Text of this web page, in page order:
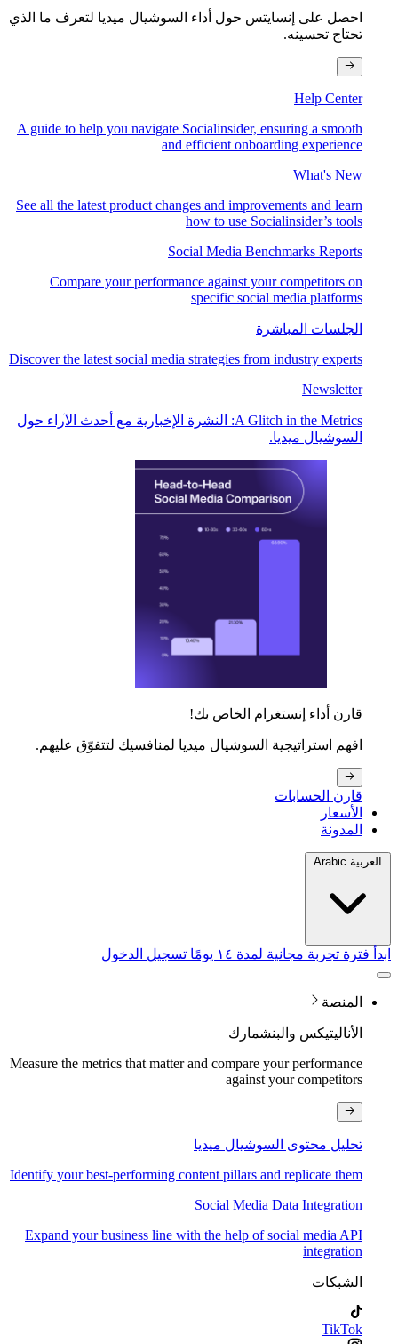
احصل على إنسايتس حول أداء السوشيال ميديا لتعرف ما الذي
تحتاج تحسينه.
Help Center
A guide to help you navigate Socialinsider, ensuring a smooth
and efficient onboarding experience
What's New
See all the latest product changes and improvements and learn
how to use Socialinsider’s tools
Social Media Benchmarks Reports
Compare your performance against your competitors on
specific social media platforms
الجلسات المباشرة
Discover the latest social media strategies from industry experts
Newsletter
A Glitch in the Metrics: النشرة الإخبارية مع أحدث الآراء حول
السوشيال ميديا.
قارن أداء إنستغرام الخاص بك!
افهم استراتيجية السوشيال ميديا لمنافسيك لتتفوّق عليهم.
قارن الحسابات
الأسعار
المدونة
العربية Arabic
ابدأ فترة تجربة مجانية لمدة ١٤ يومًا تسجيل الدخول
المنصة
الأناليتيكس والبنشمارك
Measure the metrics that matter and compare your performance
against your competitors
تحليل محتوى السوشيال ميديا
Identify your best-performing content pillars and replicate them
Social Media Data Integration
Expand your business line with the help of social media API
integration
الشبكات
TikTok